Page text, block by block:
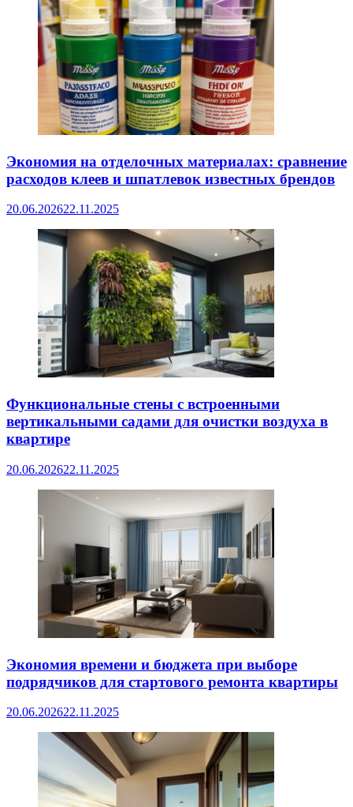
Экономия на отделочных материалах: сравнение
расходов клеев и шпатлевок известных брендов
20.06.202622.11.2025
Функциональные стены с встроенными
вертикальными садами для очистки воздуха в
квартире
20.06.202622.11.2025
Экономия времени и бюджета при выборе
подрядчиков для стартового ремонта квартиры
20.06.202622.11.2025